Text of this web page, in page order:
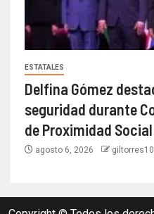
ESTATALES
Delfina Gómez
seguridad durante
de Proximidad
agosto 6, 2026